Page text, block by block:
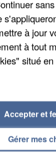
300 000
à jour
à tout
situé
Gérer mes
Accepter et